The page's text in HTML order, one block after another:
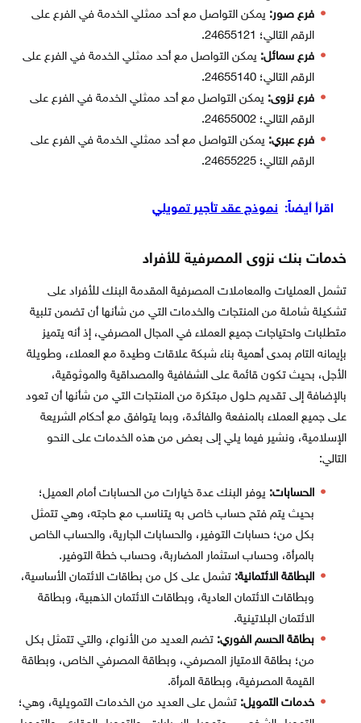
فرع صور: يمكن التواصل مع أحد ممثلي الخدمة في الفرع على
الرقم التالي؛ 24655121.
فرع سمائل: يمكن التواصل مع أحد ممثلي الخدمة في الفرع على
الرقم التالي؛ 24655140.
فرع نزوى: يمكن التواصل مع أحد ممثلي الخدمة في الفرع على
الرقم التالي؛ 24655002.
فرع عبري: يمكن التواصل مع أحد ممثلي الخدمة في الفرع على
الرقم التالي؛ 24655225.
اقرأ أيضاً: نموذج عقد تأجير تمويلي
خدمات بنك نزوى المصرفية للأفراد
تشمل العمليات والمعاملات المصرفية المقدمة البنك للأفراد على
تشكيلة شاملة من المنتجات والخدمات التي من شأنها أن تضمن تلبية
متطلبات واحتياجات جميع العملاء في المجال المصرفي، إذ أنه يتميز
بإيمانه التام بمدى أهمية بناء شبكة علاقات وطيدة مع العملاء، وطويلة
الأجل، بحيث تكون قائمة على الشفافية والمصداقية والموثوقية،
بالإضافة إلى تقديم حلول مبتكرة من المنتجات التي من شأنها أن تعود
على جميع العملاء بالمنفعة والفائدة، وبما يتوافق مع أحكام الشريعة
الإسلامية، ونشير فيما يلي إلى بعض من هذه الخدمات على النحو
التالي:
الحسابات: يوفر البنك عدة خيارات من الحسابات أمام العميل؛
بحيث يتم فتح حساب خاص به يتناسب مع حاجته، وهي تتمثل
بكل من؛ حسابات التوفير، والحسابات الجارية، والحساب الخاص
بالمرأة، وحساب استثمار المضاربة، وحساب خطة التوفير.
البطاقة الائتمانية: تشمل على كل من بطاقات الائتمان الأساسية،
وبطاقات الائتمان العادية، وبطاقات الائتمان الذهبية، وبطاقة
الائتمان البلاتينية.
بطاقة الحسم الفوري: تضم العديد من الأنواع، والتي تتمثل بكل
من؛ بطاقة الامتياز المصرفي، وبطاقة المصرفي الخاص، وبطاقة
القيمة المصرفية، وبطاقة المرأة.
خدمات التمويل: تشمل على العديد من الخدمات التمويلية، وهي؛